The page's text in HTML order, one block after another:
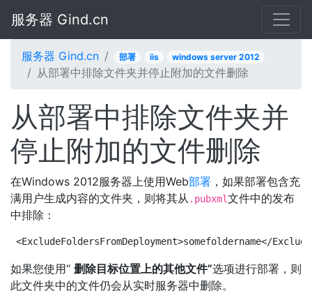
服务器 Gind.cn
服务器 Gind.cn 部署 iis windows server 2012
从部署中排除文件夹并停止附加的文件删除
从部署中排除文件夹并
停止附加的文件删除
在Windows 2012服务器上使用Web部署 ，如果部署包含充
满用户生成内容的文件夹，则将其从 .pubxml文件中的发布
中排除：
<ExcludeFoldersFromDeployment>somefoldername</
如果您使用“ 删除目标位置上的其他文件”选项进行部署，则
此文件夹中的文件仍会从实时服务器中删除。